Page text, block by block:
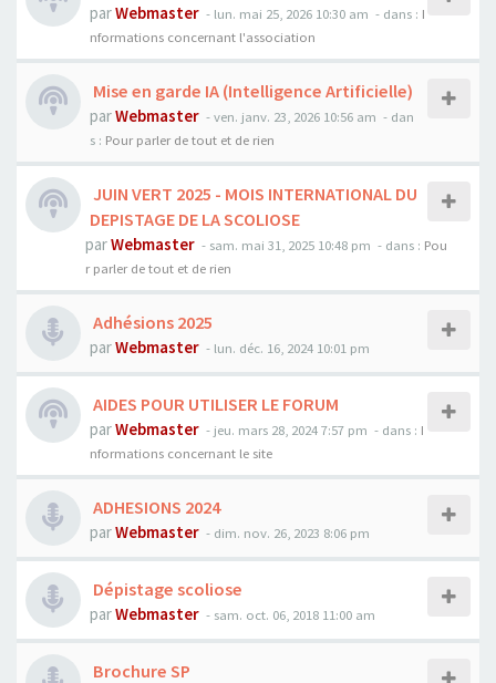
parWebmaster - lun. mai 25, 2026 10:30 am - dans : I
nformations concernant l'association
Mise en garde IA (Intelligence Artificielle)
parWebmaster - ven. janv. 23, 2026 10:56 am - dan
s : Pour parler de tout et de rien
JUIN VERT 2025 - MOIS INTERNATIONAL DU
DEPISTAGE DE LA SCOLIOSE
parWebmaster - sam. mai 31, 2025 10:48 pm - dans : Pou
r parler de tout et de rien
Adhésions 2025
parWebmaster - lun. déc. 16, 2024 10:01 pm
AIDES POUR UTILISER LE FORUM
parWebmaster - jeu. mars 28, 2024 7:57 pm - dans : I
nformations concernant le site
ADHESIONS 2024
parWebmaster - dim. nov. 26, 2023 8:06 pm
Dépistage scoliose
parWebmaster - sam. oct. 06, 2018 11:00 am
Brochure SP